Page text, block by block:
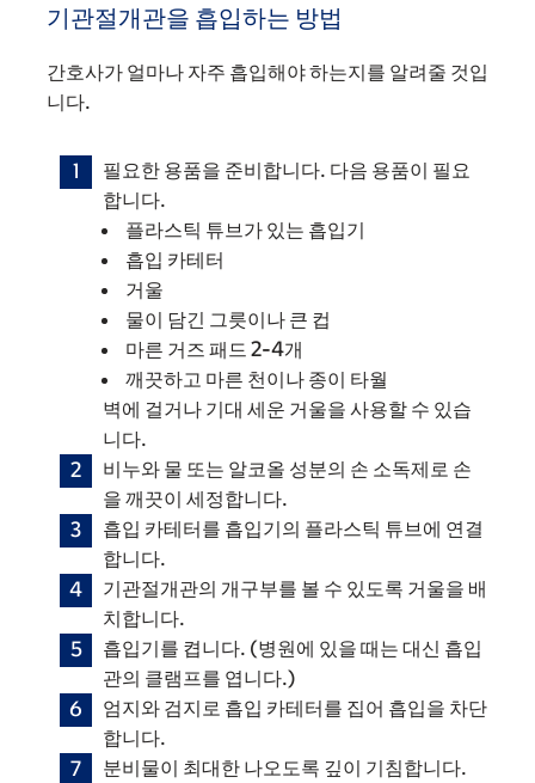
기관절개관을 흡입하는 방법
간호사가 얼마나 자주 흡입해야 하는지를 알려줄 것입
니다.
필요한 용품을 준비합니다. 다음 용품이 필요
합니다.
플라스틱 튜브가 있는 흡입기
흡입 카테터
거울
물이 담긴 그릇이나 큰 컵
마른 거즈 패드 2-4개
깨끗하고 마른 천이나 종이 타월
벽에 걸거나 기대 세운 거울을 사용할 수 있습
니다.
비누와 물 또는 알코올 성분의 손 소독제로 손
을 깨끗이 세정합니다.
흡입 카테터를 흡입기의 플라스틱 튜브에 연결
합니다.
기관절개관의 개구부를 볼 수 있도록 거울을 배
치합니다.
흡입기를 켭니다. (병원에 있을 때는 대신 흡입
관의 클램프를 엽니다.)
엄지와 검지로 흡입 카테터를 집어 흡입을 차단
합니다.
분비물이 최대한 나오도록 깊이 기침합니다.